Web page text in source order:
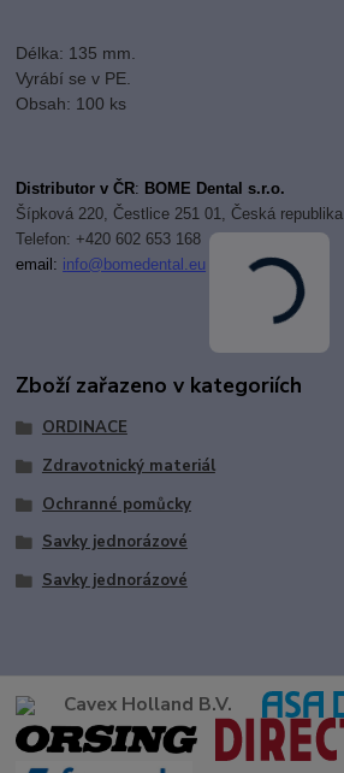
Délka: 135 mm.
Vyrábí se v PE.
Obsah: 100 ks
Distributor v ČR: BOME Dental s.r.o.
Šípková 220, Čestlice 251 01, Česká republika
Telefon: +420 602 653 168
email: info@bomedental.eu
Zboží zařazeno v kategoriích
ORDINACE
Zdravotnický materiál
Ochranné pomůcky
Savky jednorázové
Savky jednorázové
Cavex Holland B.V.